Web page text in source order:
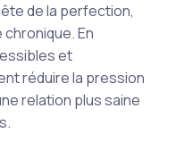
de la perfection,
En
et
réduire la pression
relation plus saine